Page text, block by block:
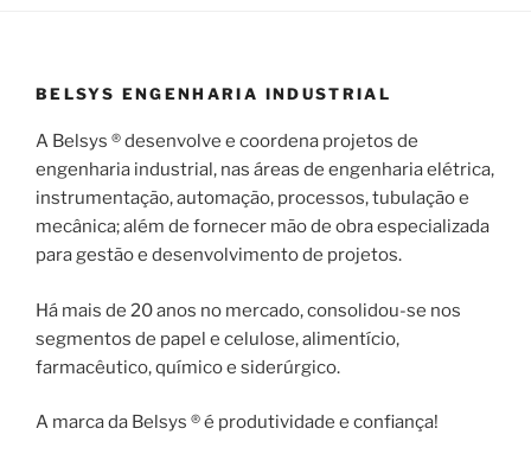
BELSYS ENGENHARIA INDUSTRIAL
A Belsys ® desenvolve e coordena projetos de
engenharia industrial, nas áreas de engenharia elétrica,
instrumentação, automação, processos, tubulação e
mecânica; além de fornecer mão de obra especializada
para gestão e desenvolvimento de projetos.
Há mais de 20 anos no mercado, consolidou-se nos
segmentos de papel e celulose, alimentício,
farmacêutico, químico e siderúrgico.
A marca da Belsys ® é produtividade e confiança!